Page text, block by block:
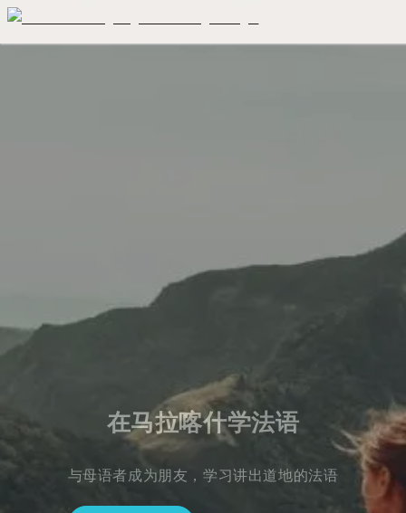
在马拉喀什学法语
与母语者成为朋友，学习讲出道地的法语